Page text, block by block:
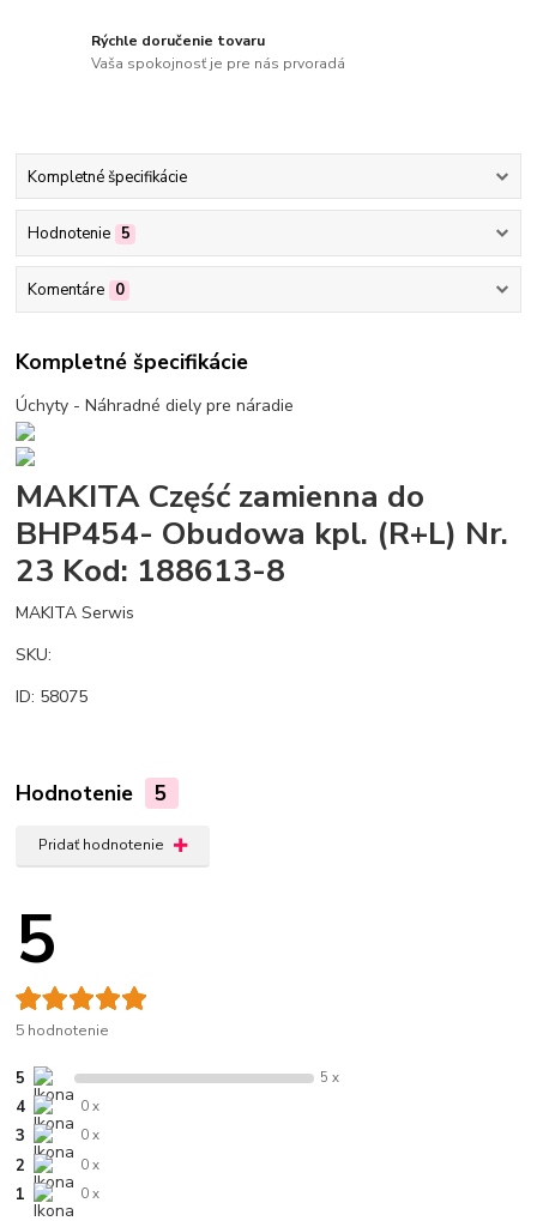
Rýchle doručenie tovaru
Vaša spokojnosť je pre nás prvoradá
Kompletné špecifikácie
Hodnotenie 5
Komentáre 0
Kompletné špecifikácie
Úchyty - Náhradné diely pre náradie
MAKITA Część zamienna do
BHP454- Obudowa kpl. (R+L) Nr.
23 Kod: 188613-8
MAKITA Serwis
SKU:
ID: 58075
Hodnotenie 5
Pridať hodnotenie
5
5 hodnotenie
5 5 x
4 0 x
3 0 x
2 0 x
1 0 x